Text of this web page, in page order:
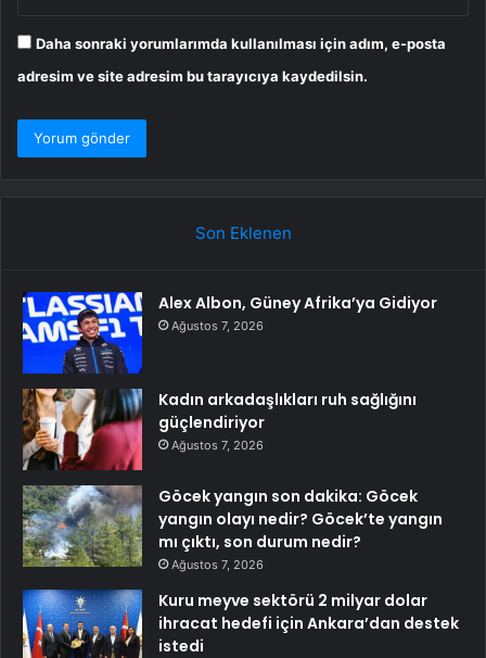
Daha sonraki yorumlarımda kullanılması için adım, e-posta
adresim ve site adresim bu tarayıcıya kaydedilsin.
Son Eklenen
Alex Albon, Güney Afrika’ya Gidiyor
Ağustos 7, 2026
Kadın arkadaşlıkları ruh sağlığını
güçlendiriyor
Ağustos 7, 2026
Göcek yangın son dakika: Göcek
yangın olayı nedir? Göcek’te yangın
mı çıktı, son durum nedir?
Ağustos 7, 2026
Kuru meyve sektörü 2 milyar dolar
ihracat hedefi için Ankara’dan destek
istedi